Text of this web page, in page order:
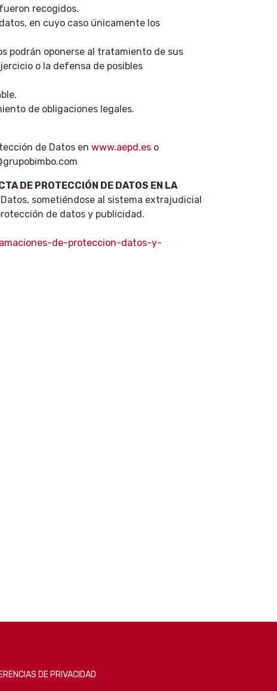
recogidos.
en cuyo caso únicamente los
podrán oponerse al tratamiento de sus
o la defensa de posibles
de obligaciones legales.
de Datos en www.aepd.es o
DE PROTECCIÓN DE DATOS EN LA
sometiéndose al sistema extrajudicial
de datos y publicidad.
de-proteccion-datos-y-
DE PRIVACIDAD